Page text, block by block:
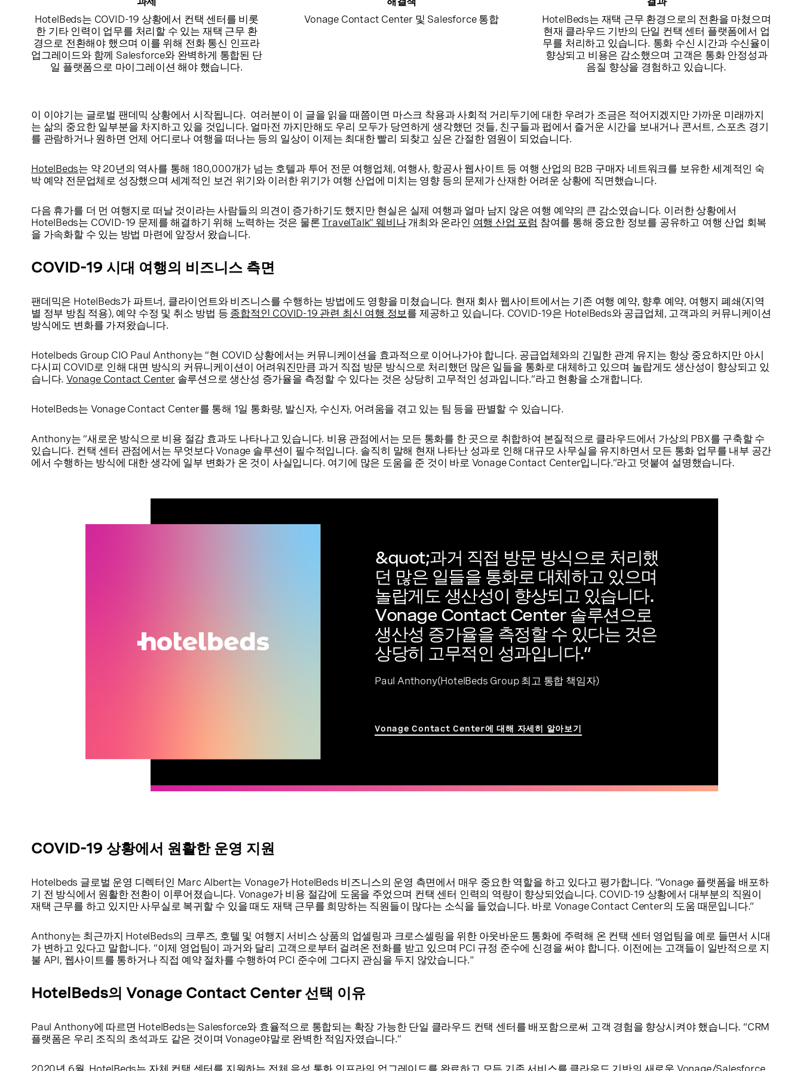
HotelBeds는 COVID-19 상황에서 컨택 센터를 비롯
한 기타 인력이 업무를 처리할 수 있는 재택 근무 환
경으로 전환해야 했으며 이를 위해 전화 통신 인프라
업그레이드와 함께 Salesforce와 완벽하게 통합된 단
일 플랫폼으로 마이그레이션 해야 했습니다.
Vonage Contact Center 및 Salesforce 통합
HotelBeds는 재택 근무 환경으로의 전환을 마쳤으며
현재 클라우드 기반의 단일 컨택 센터 플랫폼에서 업
무를 처리하고 있습니다. 통화 수신 시간과 수신율이
향상되고 비용은 감소했으며 고객은 통화 안정성과
음질 향상을 경험하고 있습니다.
이 이야기는 글로벌 팬데믹 상황에서 시작됩니다. 여러분이 이 글을 읽을 때쯤이면 마스크 착용과 사회적 거리두기에 대한 우려가 조금은 적어지겠지만 가까운 미래까지
는 삶의 중요한 일부분을 차지하고 있을 것입니다. 얼마전 까지만해도 우리 모두가 당연하게 생각했던 것들, 친구들과 펍에서 즐거운 시간을 보내거나 콘서트, 스포츠 경기
를 관람하거나 원하면 언제 어디로나 여행을 떠나는 등의 일상이 이제는 최대한 빨리 되찾고 싶은 간절한 염원이 되었습니다.
HotelBeds는 약 20년의 역사를 통해 180,000개가 넘는 호텔과 투어 전문 여행업체, 여행사, 항공사 웹사이트 등 여행 산업의 B2B 구매자 네트워크를 보유한 세계적인 숙
박 예약 전문업체로 성장했으며 세계적인 보건 위기와 이러한 위기가 여행 산업에 미치는 영향 등의 문제가 산재한 어려운 상황에 직면했습니다.
다음 휴가를 더 먼 여행지로 떠날 것이라는 사람들의 의견이 증가하기도 했지만 현실은 실제 여행과 얼마 남지 않은 여행 예약의 큰 감소였습니다. 이러한 상황에서
HotelBeds는 COVID-19 문제를 해결하기 위해 노력하는 것은 물론TravelTalk” 웨비나개최와 온라인 여행 산업 포럼 참여를 통해 중요한 정보를 공유하고 여행 산업 회복
을 가속화할 수 있는 방법 마련에 앞장서 왔습니다.
COVID-19 시대 여행의 비즈니스 측면
팬데믹은 HotelBeds가 파트너, 클라이언트와 비즈니스를 수행하는 방법에도 영향을 미쳤습니다. 현재 회사 웹사이트에서는 기존 여행 예약, 향후 예약, 여행지 폐쇄(지역
별 정부 방침 적용), 예약 수정 및 취소 방법 등 종합적인 COVID-19 관련 최신 여행 정보를 제공하고 있습니다. COVID-19은 HotelBeds와 공급업체, 고객과의 커뮤니케이션
방식에도 변화를 가져왔습니다.
Hotelbeds Group CIO Paul Anthony는 “현 COVID 상황에서는 커뮤니케이션을 효과적으로 이어나가야 합니다. 공급업체와의 긴밀한 관계 유지는 항상 중요하지만 아시
다시피 COVID로 인해 대면 방식의 커뮤니케이션이 어려워진만큼 과거 직접 방문 방식으로 처리했던 많은 일들을 통화로 대체하고 있으며 놀랍게도 생산성이 향상되고 있
습니다. Vonage Contact Center솔루션으로 생산성 증가율을 측정할 수 있다는 것은 상당히 고무적인 성과입니다.”라고 현황을 소개합니다.
HotelBeds는 Vonage Contact Center를 통해 1일 통화량, 발신자, 수신자, 어려움을 겪고 있는 팀 등을 판별할 수 있습니다.
Anthony는 “새로운 방식으로 비용 절감 효과도 나타나고 있습니다. 비용 관점에서는 모든 통화를 한 곳으로 취합하여 본질적으로 클라우드에서 가상의 PBX를 구축할 수
있습니다. 컨택 센터 관점에서는 무엇보다 Vonage 솔루션이 필수적입니다. 솔직히 말해 현재 나타난 성과로 인해 대규모 사무실을 유지하면서 모든 통화 업무를 내부 공간
에서 수행하는 방식에 대한 생각에 일부 변화가 온 것이 사실입니다. 여기에 많은 도움을 준 것이 바로 Vonage Contact Center입니다.”라고 덧붙여 설명했습니다.
&quot;과거 직접 방문 방식으로 처리했
던 많은 일들을 통화로 대체하고 있으며
놀랍게도 생산성이 향상되고 있습니다.
Vonage Contact Center 솔루션으로
생산성 증가율을 측정할 수 있다는 것은
상당히 고무적인 성과입니다.”
Paul Anthony(HotelBeds Group 최고 통합 책임자)
Vonage Contact Center에 대해 자세히 알아보기
COVID-19 상황에서 원활한 운영 지원
Hotelbeds 글로벌 운영 디렉터인 Marc Albert는 Vonage가 HotelBeds 비즈니스의 운영 측면에서 매우 중요한 역할을 하고 있다고 평가합니다. “Vonage 플랫폼을 배포하
기 전 방식에서 원활한 전환이 이루어졌습니다. Vonage가 비용 절감에 도움을 주었으며 컨택 센터 인력의 역량이 향상되었습니다. COVID-19 상황에서 대부분의 직원이
재택 근무를 하고 있지만 사무실로 복귀할 수 있을 때도 재택 근무를 희망하는 직원들이 많다는 소식을 들었습니다. 바로 Vonage Contact Center의 도움 때문입니다.”
Anthony는 최근까지 HotelBeds의 크루즈, 호텔 및 여행지 서비스 상품의 업셀링과 크로스셀링을 위한 아웃바운드 통화에 주력해 온 컨택 센터 영업팀을 예로 들면서 시대
가 변하고 있다고 말합니다. “이제 영업팀이 과거와 달리 고객으로부터 걸려온 전화를 받고 있으며 PCI 규정 준수에 신경을 써야 합니다. 이전에는 고객들이 일반적으로 지
불 API, 웹사이트를 통하거나 직접 예약 절차를 수행하여 PCI 준수에 그다지 관심을 두지 않았습니다."
HotelBeds의 Vonage Contact Center 선택 이유
Paul Anthony에 따르면 HotelBeds는 Salesforce와 효율적으로 통합되는 확장 가능한 단일 클라우드 컨택 센터를 배포함으로써 고객 경험을 향상시켜야 했습니다. “CRM
플랫폼은 우리 조직의 초석과도 같은 것이며 Vonage야말로 완벽한 적임자였습니다.”